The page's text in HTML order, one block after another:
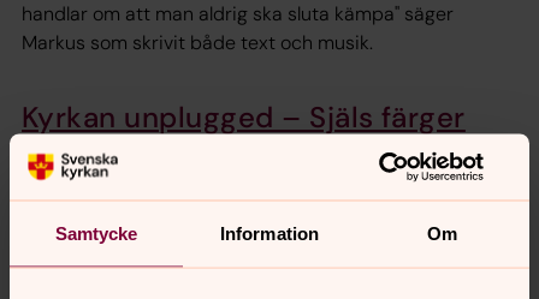
Samtycke Information Om
handlar om att man aldrig ska sluta kämpa" säger
Markus som skrivit både text och musik.
Kyrkan unplugged – Själs färger
"Kan du minnas hur det kändes att skratta när världen är
galen." Karin Ahnqvist är tillbaka i Unplugged.
Tillsammans med Anna Forslund och Andreas Öberg
sjunger hon Cyndi Laupers hit True Colors som i den
svenska översättningen av Reine Mirro blir Själs färger.